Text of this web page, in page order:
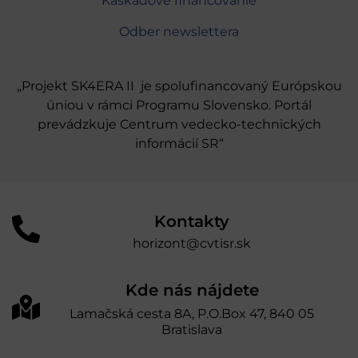
Odber newslettera
„Projekt SK4ERA II je spolufinancovaný Európskou
úniou v rámci Programu Slovensko. Portál
prevádzkuje Centrum vedecko-technických
informácií SR“
Kontakty
horizont@cvtisr.sk
Kde nás nájdete
Lamačská cesta 8A, P.O.Box 47, 840 05
Bratislava